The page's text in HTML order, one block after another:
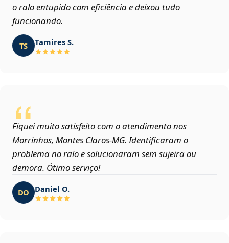
o ralo entupido com eficiência e deixou tudo
funcionando.
TS Tamires S.
Fiquei muito satisfeito com o atendimento nos
Morrinhos, Montes Claros‑MG. Identificaram o
problema no ralo e solucionaram sem sujeira ou
demora. Ótimo serviço!
DO Daniel O.